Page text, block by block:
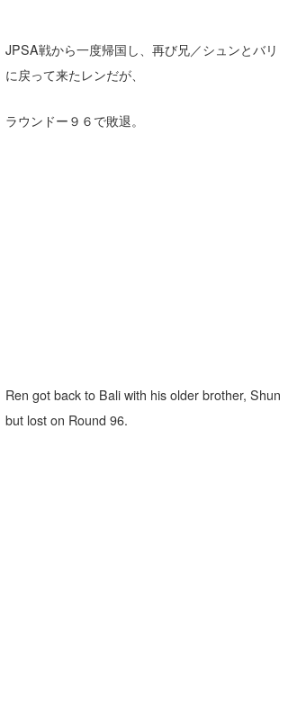
JPSA戦から一度帰国し、再び兄／シュンとバリ
に戻って来たレンだが、
ラウンドー９６で敗退。
Ren got back to Bali with his older brother, Shun
but lost on Round 96.